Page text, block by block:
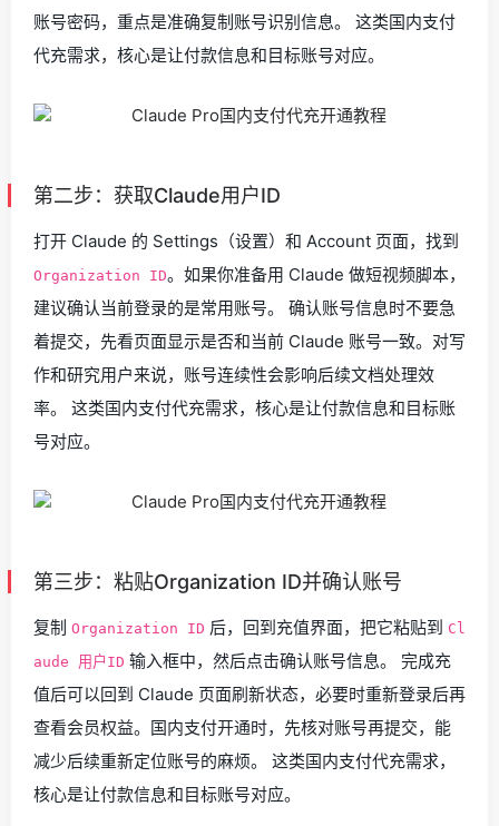
账号密码，重点是准确复制账号识别信息。 这类国内支付
代充需求，核心是让付款信息和目标账号对应。
第二步：获取Claude用户ID
打开 Claude 的 Settings（设置）和 Account 页面，找到
Organization ID。如果你准备用 Claude 做短视频脚本，
建议确认当前登录的是常用账号。 确认账号信息时不要急
着提交，先看页面显示是否和当前 Claude 账号一致。对写
作和研究用户来说，账号连续性会影响后续文档处理效
率。 这类国内支付代充需求，核心是让付款信息和目标账
号对应。
第三步：粘贴Organization ID并确认账号
复制 Organization ID 后，回到充值界面，把它粘贴到 Cl
aude 用户ID 输入框中，然后点击确认账号信息。 完成充
值后可以回到 Claude 页面刷新状态，必要时重新登录后再
查看会员权益。国内支付开通时，先核对账号再提交，能
减少后续重新定位账号的麻烦。 这类国内支付代充需求，
核心是让付款信息和目标账号对应。